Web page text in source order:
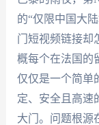
的“仅限中国大
门短视频链接却
概每个在法国的
仅仅是一个简单
定、安全且高速
大门。问题根源